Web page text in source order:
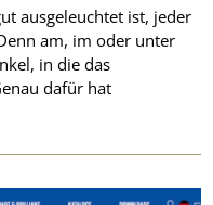
ausgeleuchtet ist, jeder
am, im oder unter
in die das
dafür hat